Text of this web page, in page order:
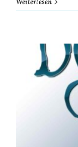
Weiterlesen
auf